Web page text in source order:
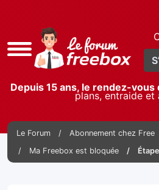
Accès
rapide
Depuis 15 ans, le rendez-vous
plans, entraide et
Le Forum
Abonnement chez Free
Ma Freebox est bloquée